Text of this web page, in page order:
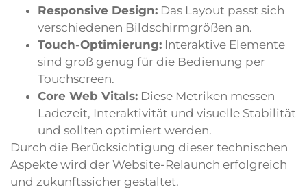
Responsive Design: Das Layout passt sich
verschiedenen Bildschirmgrößen an.
Touch-Optimierung: Interaktive Elemente
sind groß genug für die Bedienung per
Touchscreen.
Core Web Vitals: Diese Metriken messen
Ladezeit, Interaktivität und visuelle Stabilität
und sollten optimiert werden.
Durch die Berücksichtigung dieser technischen
Aspekte wird der Website-Relaunch erfolgreich
und zukunftssicher gestaltet.